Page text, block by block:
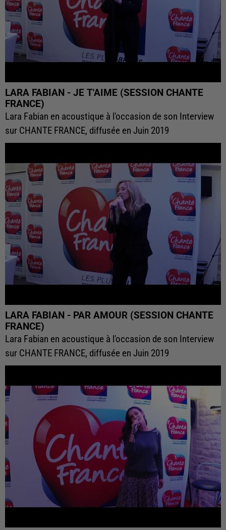
LARA FABIAN - JE T'AIME (SESSION CHANTE
FRANCE)
Lara Fabian en acoustique à l'occasion de son Interview
sur CHANTE FRANCE, diffusée en Juin 2019
LARA FABIAN - PAR AMOUR (SESSION CHANTE
FRANCE)
Lara Fabian en acoustique à l'occasion de son Interview
sur CHANTE FRANCE, diffusée en Juin 2019